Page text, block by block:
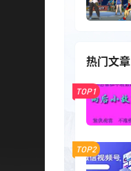
热门文章
TOP1
TOP2